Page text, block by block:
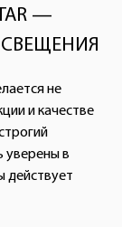
—
не
и качестве
уверены в
действует